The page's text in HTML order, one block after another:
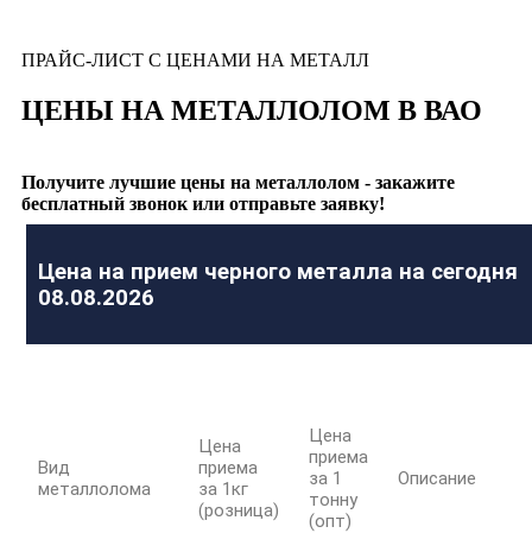
ПРАЙС-ЛИСТ С ЦЕНАМИ НА МЕТАЛЛ
ЦЕНЫ НА МЕТАЛЛОЛОМ В ВАО
Получите лучшие цены на металлолом - закажите
бесплатный звонок или отправьте заявку!
Цена на прием черного металла на сегодня
08.08.2026
Вид
металлолома
Цена
приема
за 1кг
(розница)
Цена
приема
за 1
тонну
(опт)
Описание